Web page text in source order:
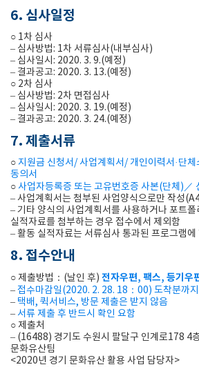
6. 심사일정
○ 1차 심사
– 심사방법: 1차 서류심사(내부심사)
– 심사일시: 2020. 3. 9.(예정)
– 결과공고: 2020. 3. 13.(예정)
○ 2차 심사
– 심사방법: 2차 면접심사
– 심사일시: 2020. 3. 19.(예정)
– 결과공고: 2020. 3. 24.(예정)
7. 제출서류
○지원금 신청서/ 사업계획서/ 개인이력서·단
동의서
○사업자등록증 또는 고유번호증 사본(단체)／
– 사업계획서는 첨부된 사업양식으로만 작성
– 기타 양식의 사업계획서를 사용하거나 포트
실적자료를 첨부하는 경우 접수에서 제외함
– 활동 실적자료는 서류심사 통과된 프로그램
8. 접수안내
○ 제출방법：(날인 후) 전자우편, 팩스, 등기우
–접수마감일(2020. 2. 28. 18：00) 도착분까
– 택배, 퀵서비스, 방문 제출은 받지 않음
– 서류 제출 후 반드시 확인 요함
○ 제출처
– (16488) 경기도 수원시 팔달구 인계로178 4
문화유산팀
<2020년 경기 문화유산 활용 사업 담당자>